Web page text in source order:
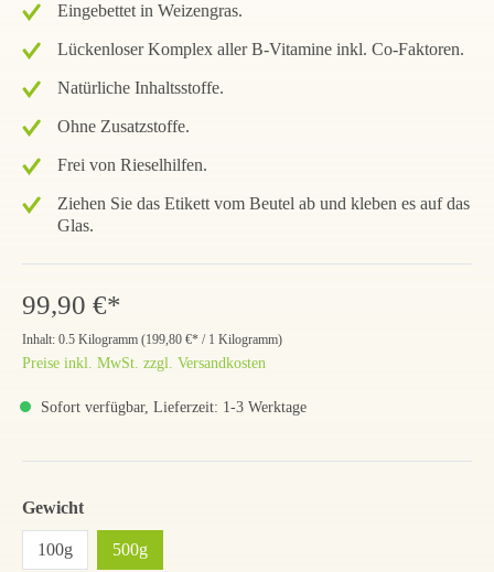
Eingebettet in Weizengras.
Lückenloser Komplex aller B-Vitamine inkl. Co-Faktoren.
Natürliche Inhaltsstoffe.
Ohne Zusatzstoffe.
Frei von Rieselhilfen.
Ziehen Sie das Etikett vom Beutel ab und kleben es auf das
Glas.
99,90 €*
Inhalt: 0.5 Kilogramm (199,80 €* / 1 Kilogramm)
Preise inkl. MwSt. zzgl. Versandkosten
Sofort verfügbar, Lieferzeit: 1-3 Werktage
Gewicht
100g 500g